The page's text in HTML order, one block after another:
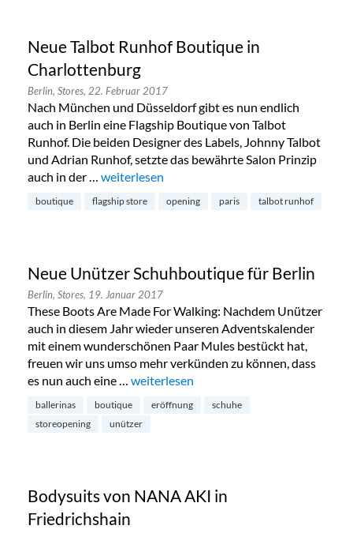
Neue Talbot Runhof Boutique in
Charlottenburg
Berlin, Stores, 22. Februar 2017
Nach München und Düsseldorf gibt es nun endlich
auch in Berlin eine Flagship Boutique von Talbot
Runhof. Die beiden Designer des Labels, Johnny Talbot
und Adrian Runhof, setzte das bewährte Salon Prinzip
auch in der … „Neue Talbot Runhof Boutique in
weiterlesen
boutique flagship store opening paris talbot runhof
Neue Unützer Schuhboutique für Berlin
Berlin, Stores, 19. Januar 2017
These Boots Are Made For Walking: Nachdem Unützer
auch in diesem Jahr wieder unseren Adventskalender
mit einem wunderschönen Paar Mules bestückt hat,
freuen wir uns umso mehr verkünden zu können, dass
es nun auch eine … „Neue Unützer Schuhboutique für Berlin“
weiterlesen
ballerinas boutique eröffnung
schuhe
storeopening
unützer
Bodysuits von NANA AKI in
Friedrichshain